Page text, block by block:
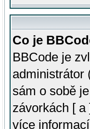
Co je
BBCode je
administrátor
sám o sobě
závorkách [
více